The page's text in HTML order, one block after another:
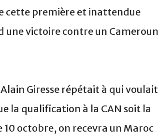
cette première et inattendue
une victoire contre un Cameroun
Giresse répétait à qui voulait
la qualification à la CAN soit la
octobre, on recevra un Maroc